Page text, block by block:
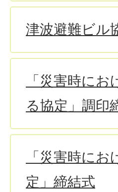
津波避難ビル
「災害時に
る協定」調印
「災害時に
定」締結式